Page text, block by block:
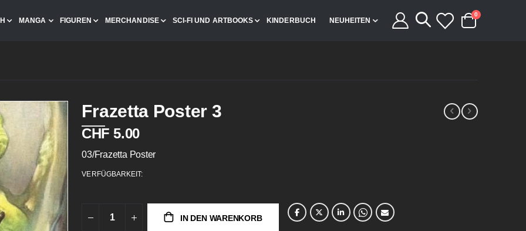
MANGA FIGUREN MERCHANDISE SCI-FI UND ARTBOOKS KINDERBUCH NEUHEITEN
Cart
0 Artikel
Frazetta Poster 3
CHF 5.00
03/Frazetta Poster
VERFÜGBARKEIT:
IN DEN WARENKORB